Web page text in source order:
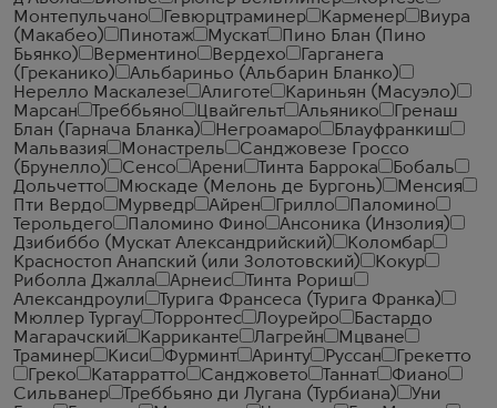
Монтепульчано
Гевюрцтраминер Карменер
Виура
(Макабео)
Пинотаж Мускат
Пино Блан (Пино
Бьянко)
Верментино Вердехо
Гарганега
(Греканико)
Альбариньо (Альбарин Бланко)
Нерелло Маскалезе
Алиготе
Кариньян (Масуэло)
Марсан
Треббьяно Цвайгельт Альянико
Гренаш
Блан (Гарнача Бланка)
Негроамаро
Блауфранкиш
Мальвазия
Монастрель
Санджовезе Гроссо
(Брунелло)
Сенсо Арени Тинта Баррока
Бобаль
Дольчетто
Мюскаде (Мелонь де Бургонь)
Менсия
Пти Вердо
Мурведр Айрен Грилло
Паломино
Терольдего
Паломино Фино
Ансоника (Инзолия)
Дзибиббо (Мускат Александрийский)
Коломбар
Красностоп Анапский (или Золотовский)
Кокур
Риболла Джалла
Арнеис
Тинта Рориш
Александроули
Турига Франсеса (Турига Франка)
Мюллер Тургау
Торронтес Лоурейро
Бастардо
Магарачский
Карриканте Лагрейн
Мцване
Траминер
Киси Фурминт Аринту Руссан
Грекетто
Греко
Катарратто Санджовето Таннат
Фиано
Сильванер
Треббьяно ди Лугана (Турбиана)
Уни